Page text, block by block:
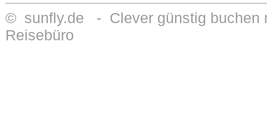
© sunfly.de - Clever günstig buchen
Reisebüro